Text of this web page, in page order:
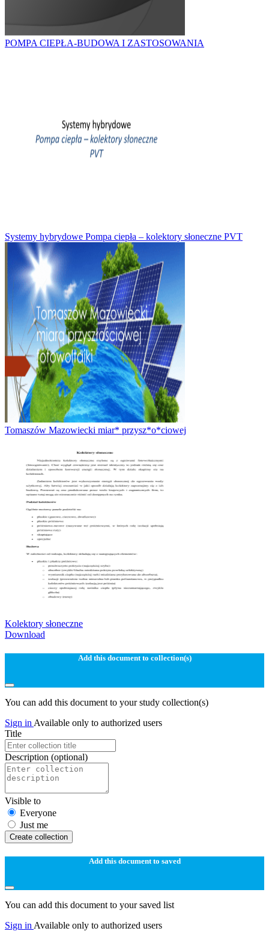
POMPA CIEPŁA-BUDOWA I ZASTOSOWANIA
Systemy hybrydowe Pompa ciepła – kolektory słoneczne PVT
Tomaszów Mazowiecki miar* przysz*o*ciowej
Kolektory słoneczne
Download
Add this document to collection(s)
You can add this document to your study collection(s)
Sign in Available only to authorized users
Title
Description (optional)
Visible to
Everyone
Just me
Create collection
Add this document to saved
You can add this document to your saved list
Sign in Available only to authorized users